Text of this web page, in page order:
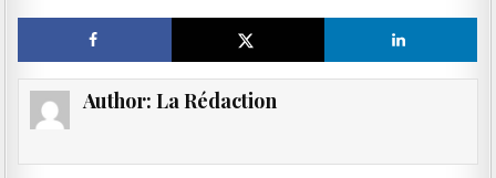
Author: La Rédaction